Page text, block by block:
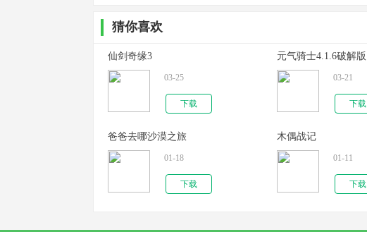
猜你喜欢
仙剑奇缘3
03-25
下载
元气骑士4.1.6破解版
03-21
下载
爸爸去哪沙漠之旅
01-18
下载
木偶战记
01-11
下载